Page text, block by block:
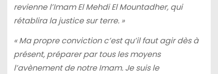
revienne l’Imam El Mehdi El Mountadher, qui
rétablira la justice sur terre. »
« Ma propre conviction c’est qu’il faut agir dès à
présent, préparer par tous les moyens
l’avènement de notre Imam. Je suis le